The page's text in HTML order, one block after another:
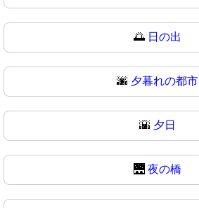
🌅 日の出
🌆 夕暮れの都市
🌇 夕日
🌉 夜の橋